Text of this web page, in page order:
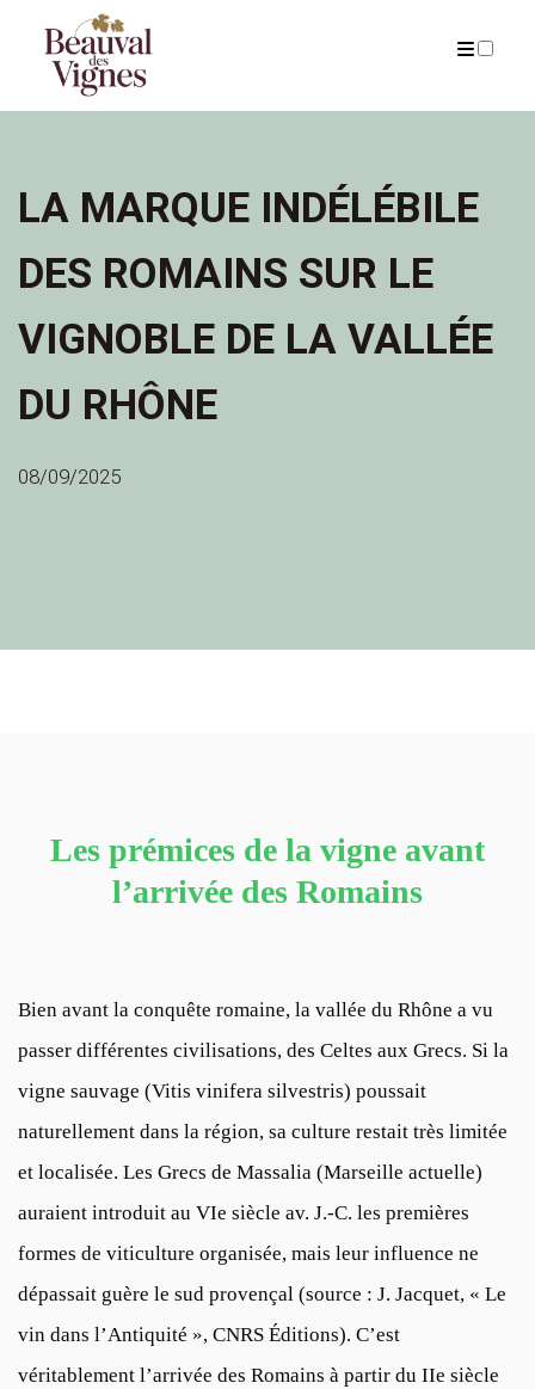
LA MARQUE INDÉLÉBILE
DES ROMAINS SUR LE
VIGNOBLE DE LA VALLÉE
DU RHÔNE
08/09/2025
Les prémices de la vigne avant
l’arrivée des Romains
Bien avant la conquête romaine, la vallée du Rhône a vu
passer différentes civilisations, des Celtes aux Grecs. Si la
vigne sauvage (Vitis vinifera silvestris) poussait
naturellement dans la région, sa culture restait très limitée
et localisée. Les Grecs de Massalia (Marseille actuelle)
auraient introduit au VIe siècle av. J.-C. les premières
formes de viticulture organisée, mais leur influence ne
dépassait guère le sud provençal (source : J. Jacquet, « Le
vin dans l’Antiquité », CNRS Éditions). C’est
véritablement l’arrivée des Romains à partir du IIe siècle